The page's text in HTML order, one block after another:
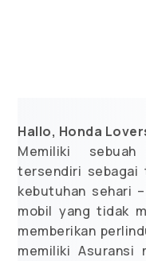
Hallo, Honda
Memiliki
tersendiri sebagai
kebutuhan sehari
mobil yang tidak
memberikan
memiliki Asuransi